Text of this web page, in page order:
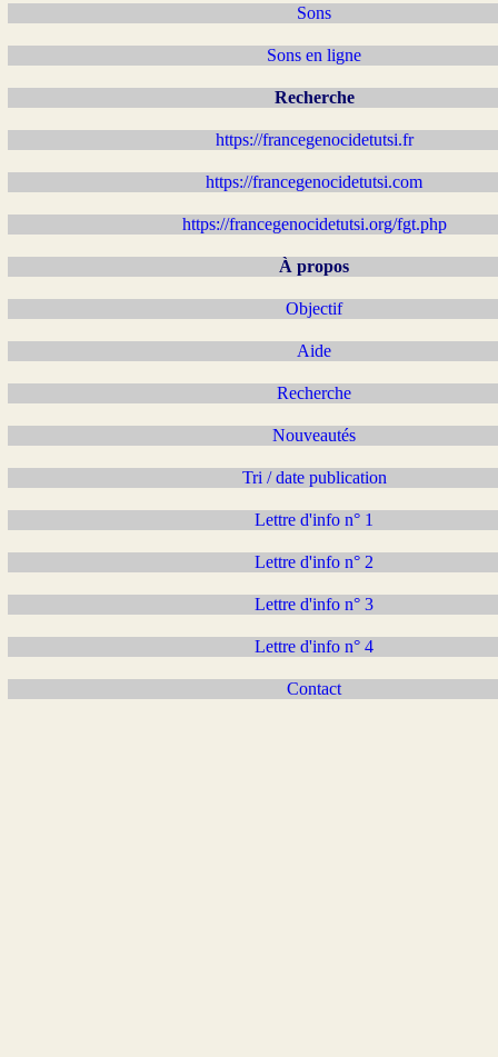
Sons
Sons en ligne
Recherche
https://francegenocidetutsi.fr
https://francegenocidetutsi.com
https://francegenocidetutsi.org/fgt.php
À propos
Objectif
Aide
Recherche
Nouveautés
Tri / date publication
Lettre d'info n° 1
Lettre d'info n° 2
Lettre d'info n° 3
Lettre d'info n° 4
Contact